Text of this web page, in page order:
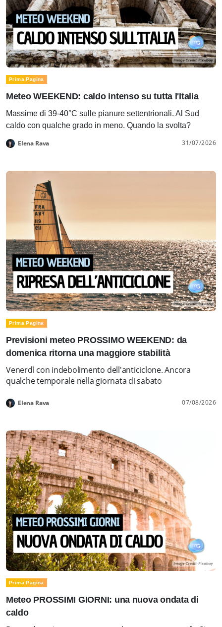
Prima Pagina
Meteo WEEKEND: caldo intenso su tutta l'Italia
Massime di 39-40°C sulle pianure settentrionali. Al Sud
caldo con qualche grado in meno. Quando la svolta?
Elena Rava 31/07/2026
Prima Pagina
Previsioni meteo PROSSIMO WEEKEND: da
domenica ritorna una maggiore stabilità
Venerdì con indebolimento dell'anticiclone. Ancora
qualche temporale nella giornata di sabato
Elena Rava 07/08/2026
Prima Pagina
Meteo PROSSIMI GIORNI: una nuova ondata di
caldo